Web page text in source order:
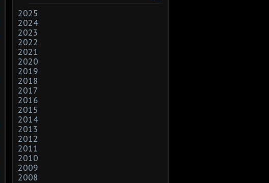
2025
2024
2023
2022
2021
2020
2019
2018
2017
2016
2015
2014
2013
2012
2011
2010
2009
2008